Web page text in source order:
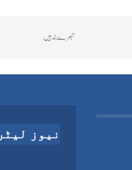
تبصرے بند ہیں.
نیوز لیٹر